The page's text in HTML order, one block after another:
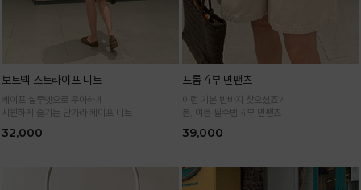
보트넥 스트라이프 니트
케이프 실루엣으로 우아하게
시원하게 즐기는 단가라 케이프 니트
32,000
프롬 4부 면팬츠
이런 기본 반바지 찾으셨죠?
봄, 여름 필수템 4부 면팬츠
39,000